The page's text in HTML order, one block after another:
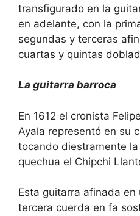
transfigurado en la
en adelante, con la
segundas y terceras
cuartas y quintas
La guitarra barroca
En 1612 el cronista
Ayala representó en su
tocando diestramente
quechua el Chipchi
Esta guitarra afinada en
tercera cuerda en fa